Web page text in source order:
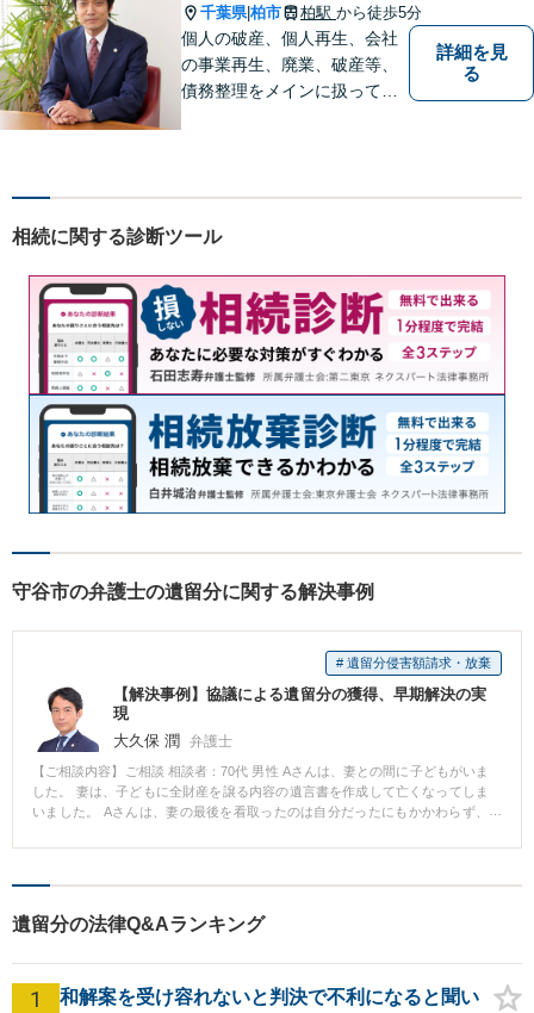
千葉県|柏市 柏駅 から徒歩5分
個人の破産、個人再生、会社
の事業再生、廃業、破産等、
債務整理をメインに扱ってお
私的整理も取扱い可能です。
です。
詳細を見
る
相続に関する診断ツール
守谷市の弁護士の遺留分に関する解決事例
# 遺留分侵害額請求・放棄
【解決事例】協議による遺留分の獲得、早期解決の実
現
大久保 潤 弁護士
【ご相談内容】ご相談 相談者：70代 男性 Aさんは、妻との間に子どもがいま
した。 妻は、子どもに全財産を譲る内容の遺言書を作成して亡くなってしま
いました。 Aさんは、妻の最後を看取ったのは自分だったにもかかわらず、
れ Aさんからご相談をうかがい、遺留分減殺請求権を行使することにしまし
付して交渉を開始しました。 その結果、受任から数か月で遺留分に相当する
金員を取得することができました。 弁護士からのコメント 代表弁護士 長瀬
いかどうかは検討する必要があります。 遺言書自体の有効性が問題となるこ
遺留分の法律Q&Aランキング
1 和解案を受け容れないと判決で不利になると聞い